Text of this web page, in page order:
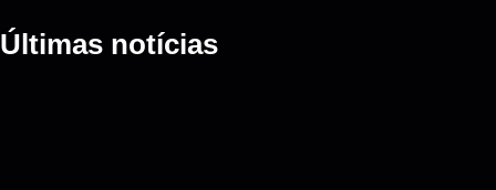
Últimas notícias